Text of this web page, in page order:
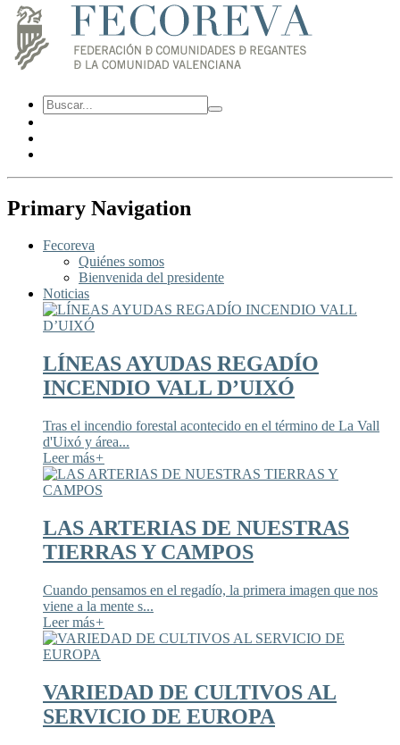
Primary Navigation
Fecoreva
Quiénes somos
Bienvenida del presidente
Noticias
LÍNEAS AYUDAS REGADÍO
INCENDIO VALL D’UIXÓ
Tras el incendio forestal acontecido en el término de La Vall
d'Uixó y área...
Leer más+
LAS ARTERIAS DE NUESTRAS
TIERRAS Y CAMPOS
Cuando pensamos en el regadío, la primera imagen que nos
viene a la mente s...
Leer más+
VARIEDAD DE CULTIVOS AL
SERVICIO DE EUROPA